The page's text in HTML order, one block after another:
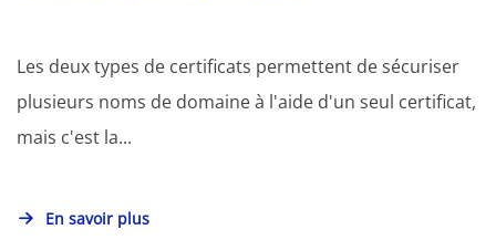
Les deux types de certificats permettent de sécuriser
plusieurs noms de domaine à l'aide d'un seul certificat,
mais c'est la...
En savoir plus